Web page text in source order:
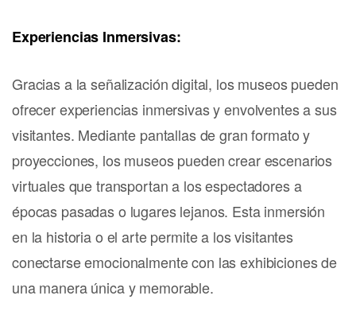
Experiencias Inmersivas:
Gracias a la señalización digital, los museos pueden
ofrecer experiencias inmersivas y envolventes a sus
visitantes. Mediante pantallas de gran formato y
proyecciones, los museos pueden crear escenarios
virtuales que transportan a los espectadores a
épocas pasadas o lugares lejanos. Esta inmersión
en la historia o el arte permite a los visitantes
conectarse emocionalmente con las exhibiciones de
una manera única y memorable.